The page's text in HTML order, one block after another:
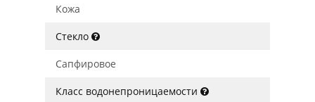
Кожа
Стекло
Сапфировое
Класс водонепроницаемости